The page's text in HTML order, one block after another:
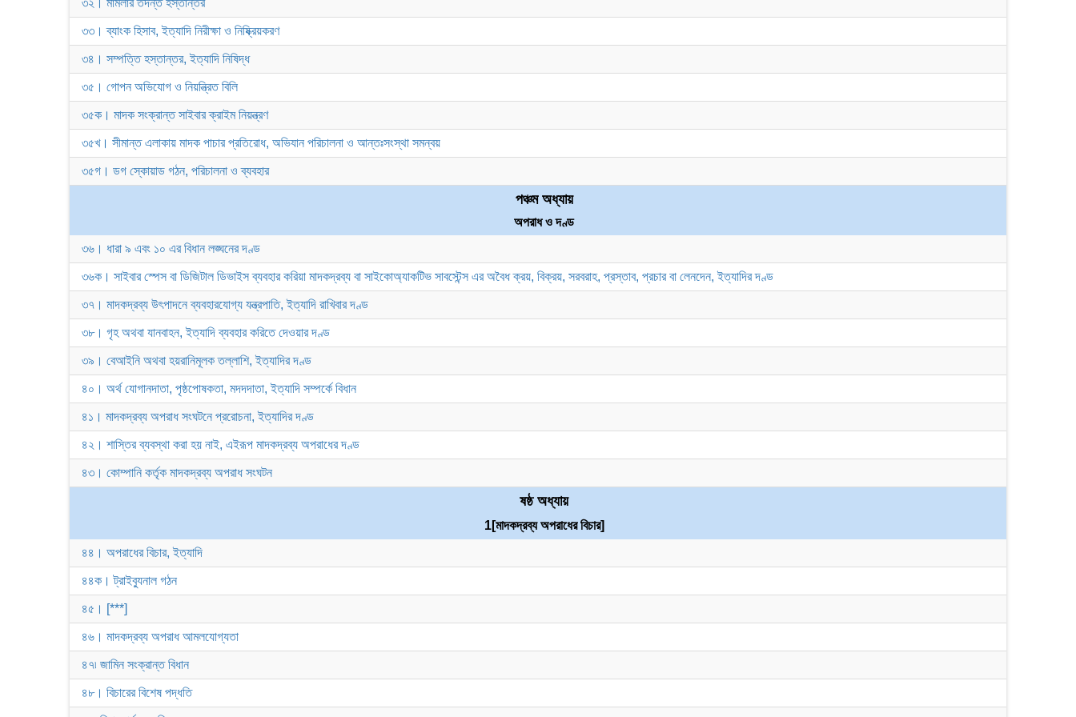
৩২। মামলার তদন্ত হস্তান্তর
৩৩। ব্যাংক হিসাব, ইত্যাদি নিরীক্ষা ও নিষ্ক্রিয়করণ
৩৪। সম্পত্তি হস্তান্তর, ইত্যাদি নিষিদ্ধ
৩৫। গোপন অভিযোগ ও নিয়ন্ত্রিত বিলি
৩৫ক। মাদক সংক্রান্ত সাইবার ক্রাইম নিয়ন্ত্রণ
৩৫খ। সীমান্ত এলাকায় মাদক পাচার প্রতিরোধ, অভিযান পরিচালনা ও আন্তঃসংস্থা সমন্বয়
৩৫গ। ডগ স্কোয়াড গঠন, পরিচালনা ও ব্যবহার
পঞ্চম অধ্যায়
অপরাধ ও দণ্ড
৩৬। ধারা ৯ এবং ১০ এর বিধান লঙ্ঘনের দণ্ড
৩৬ক। সাইবার স্পেস বা ডিজিটাল ডিভাইস ব্যবহার করিয়া মাদকদ্রব্য বা সাইকোঅ্যাকটিভ সাবস্টেন্স এর অবৈধ ক্রয়, বিক্রয়, সরবরাহ, প্রস্তাব, প্রচার বা লেনদেন, ইত্যাদির দণ্ড
৩৭। মাদকদ্রব্য উৎপাদনে ব্যবহারযোগ্য যন্ত্রপাতি, ইত্যাদি রাখিবার দণ্ড
৩৮। গৃহ অথবা যানবাহন, ইত্যাদি ব্যবহার করিতে দেওয়ার দণ্ড
৩৯। বেআইনি অথবা হয়রানিমূলক তল্লাশি, ইত্যাদির দণ্ড
৪০। অর্থ যোগানদাতা, পৃষ্ঠপোষকতা, মদদদাতা, ইত্যাদি সম্পর্কে বিধান
৪১। মাদকদ্রব্য অপরাধ সংঘটনে প্ররোচনা, ইত্যাদির দণ্ড
৪২। শাস্তির ব্যবস্থা করা হয় নাই, এইরূপ মাদকদ্রব্য অপরাধের দণ্ড
৪৩। কোম্পানি কর্তৃক মাদকদ্রব্য অপরাধ সংঘটন
ষষ্ঠ অধ্যায়
1[মাদকদ্রব্য অপরাধের বিচার]
৪৪। অপরাধের বিচার, ইত্যাদি
৪৪ক। ট্রাইব্যুনাল গঠন
৪৫। [***]
৪৬। মাদকদ্রব্য অপরাধ আমলযোগ্যতা
৪৭৷ জামিন সংক্রান্ত বিধান
৪৮। বিচারের বিশেষ পদ্ধতি